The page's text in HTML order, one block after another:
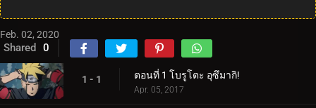
Feb. 02, 2020
Shared 0
1 - 1 ตอนที่ 1 โบรูโตะ อุซึมากิ!
Apr. 05, 2017